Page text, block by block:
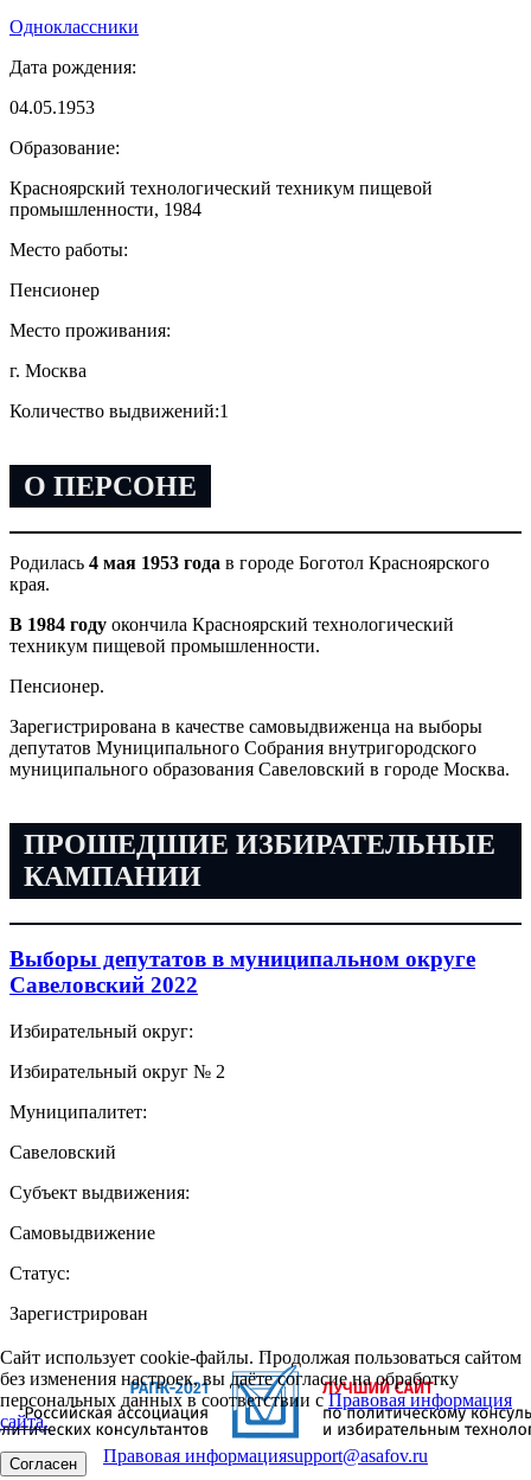
Одноклассники
Дата рождения:
04.05.1953
Образование:
Красноярский технологический техникум пищевой
промышленности, 1984
Место работы:
Пенсионер
Место проживания:
г. Москва
Количество выдвижений:1
О ПЕРСОНЕ
Родилась 4 мая 1953 года в городе Боготол Красноярского
края.
В 1984 году окончила Красноярский технологический
техникум пищевой промышленности.
Пенсионер.
Зарегистрирована в качестве самовыдвиженца на выборы
депутатов Муниципального Собрания внутригородского
муниципального образования Савеловский в городе Москва.
ПРОШЕДШИЕ ИЗБИРАТЕЛЬНЫЕ
КАМПАНИИ
Выборы депутатов в муниципальном округе
Савеловский 2022
Избирательный округ:
Избирательный округ № 2
Муниципалитет:
Савеловский
Субъект выдвижения:
Самовыдвижение
Статус:
Зарегистрирован
Сайт использует cookie-файлы. Продолжая пользоваться сайтом
без изменения настроек, вы даёте согласие на обработку
персональных данных в соответствии сПравовая информация
сайта.
Согласен Правовая информацияsupport@asafov.ru